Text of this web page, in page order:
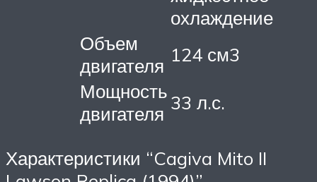
охлаждение
Объем
двигателя 124 см3
Мощность
двигателя 33 л.с.
Характеристики “Cagiva Mito II